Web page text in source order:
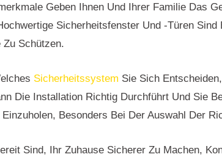
Geben Ihnen Und Ihrer Familie Das
Sicherheitsfenster Und -türen Sind
Zu Schützen.
Sicherheitssystem Sie Sich
Die Installation Richtig Durchführt Und Sie
Besonders Bei Der Auswahl Der
Sind, Ihr Zuhause Sicherer Zu Machen,